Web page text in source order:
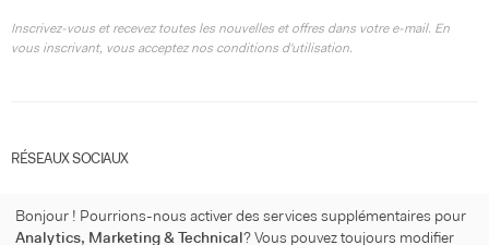
Inscrivez-vous et recevez toutes les nouvelles et offres dans votre e-mail. En
vous inscrivant, vous acceptez nos conditions d'utilisation.
RÉSEAUX SOCIAUX
Bonjour ! Pourrions-nous activer des services supplémentaires pour
Analytics, Marketing & Technical? Vous pouvez toujours modifier